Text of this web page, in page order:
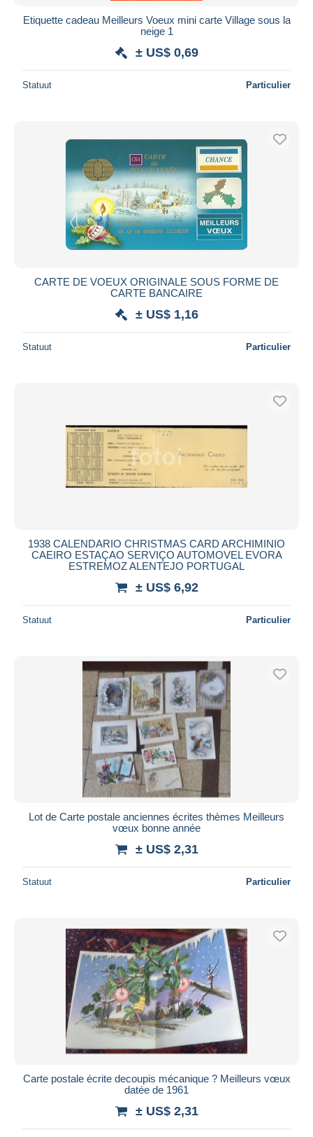
Etiquette cadeau Meilleurs Voeux mini carte Village sous la
neige 1
± US$ 0,69
Statuut Particulier
CARTE DE VOEUX ORIGINALE SOUS FORME DE
CARTE BANCAIRE
± US$ 1,16
Statuut Particulier
1938 CALENDARIO CHRISTMAS CARD ARCHIMINIO
CAEIRO ESTAÇAO SERVIÇO AUTOMOVEL EVORA
ESTREMOZ ALENTEJO PORTUGAL
± US$ 6,92
Statuut Particulier
Lot de Carte postale anciennes écrites thèmes Meilleurs
vœux bonne année
± US$ 2,31
Statuut Particulier
Carte postale écrite decoupis mécanique ? Meilleurs vœux
datée de 1961
± US$ 2,31